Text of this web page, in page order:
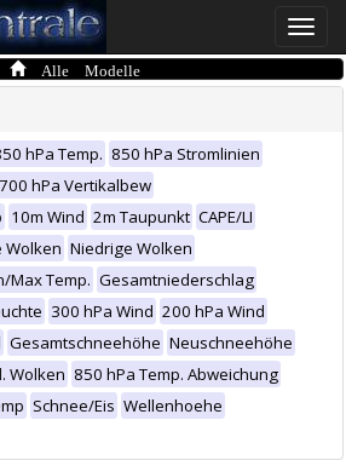
Toggle
Alle Modelle
hPa Temp. 850 hPa Stromlinien
700 hPa Vertikalbew
10m Wind 2m Taupunkt CAPE/LI
Wolken Niedrige Wolken
Max Temp. Gesamtniederschlag
300 hPa Wind 200 hPa Wind
Gesamtschneehöhe Neuschneehöhe
Wolken 850 hPa Temp. Abweichung
Schnee/Eis Wellenhoehe